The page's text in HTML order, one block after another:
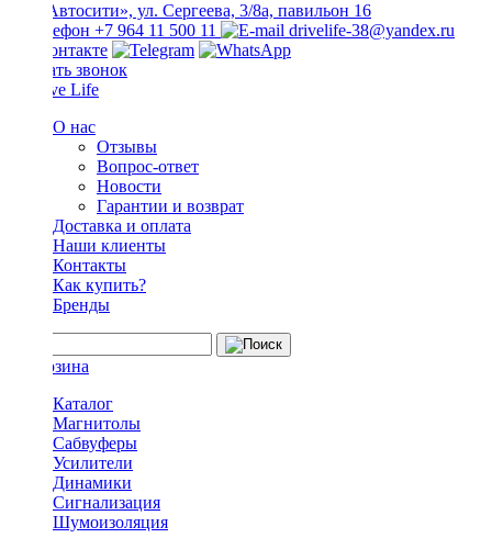
ТЦ «Автосити», ул. Сергеева, 3/8а, павильон 16
+7 964 11 500 11
drivelife-38@yandex.ru
Заказать звонок
О нас
Отзывы
Вопрос-ответ
Новости
Гарантии и возврат
Доставка и оплата
Наши клиенты
Контакты
Как купить?
Бренды
Каталог
Магнитолы
Сабвуферы
Усилители
Динамики
Сигнализация
Шумоизоляция